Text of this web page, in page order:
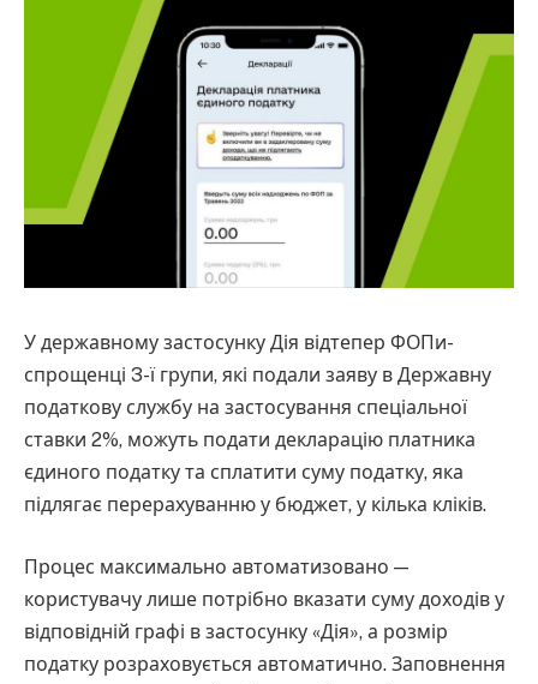
У державному застосунку Дія відтепер ФОПи-
спрощенці 3-ї групи, які подали заяву в Державну
податкову службу на застосування спеціальної
ставки 2%, можуть подати декларацію платника
єдиного податку та сплатити суму податку, яка
підлягає перерахуванню у бюджет, у кілька кліків.
Процес максимально автоматизовано —
користувачу лише потрібно вказати суму доходів у
відповідній графі в застосунку «Дія», а розмір
податку розраховується автоматично. Заповнення